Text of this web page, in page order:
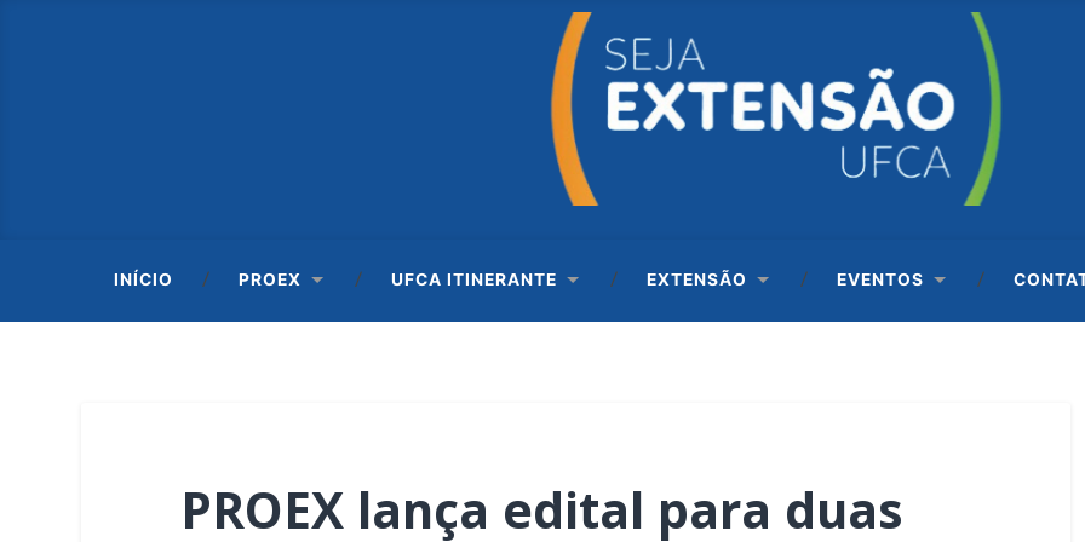
INÍCIO PROEX UFCA ITINERANTE EXTENSÃO EVENTOS
PROEX lança edital para duas